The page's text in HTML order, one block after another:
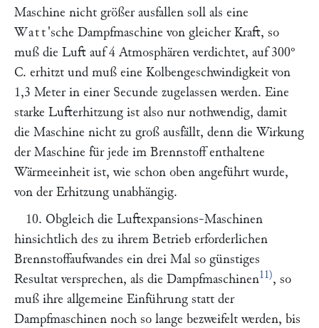
Maschine nicht größer ausfallen soll als eine
Watt 'sche Dampfmaschine von gleicher Kraft, so
muß die Luft auf 4 Atmosphären verdichtet, auf 300°
C. erhitzt und muß eine Kolbengeschwindigkeit von
1,3 Meter in einer Secunde zugelassen werden. Eine
starke Lufterhitzung ist also nur nothwendig, damit
die Maschine nicht zu groß ausfällt, denn die Wirkung
der Maschine für jede im Brennstoff enthaltene
Wärmeeinheit ist, wie schon oben angeführt wurde,
von der Erhitzung unabhängig.
10. Obgleich die Luftexpansions-Maschinen
hinsichtlich des zu ihrem Betrieb erforderlichen
Brennstoffaufwandes ein drei Mal so günstiges
Resultat versprechen, als die Dampfmaschinen11), so
muß ihre allgemeine Einführung statt der
Dampfmaschinen noch so lange bezweifelt werden, bis